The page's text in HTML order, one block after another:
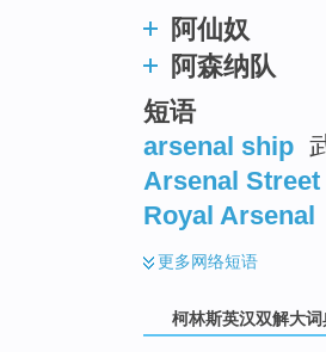
阿仙奴
阿森纳队
短语
arsenal ship
Arsenal Street
Royal Arsenal
更多网络短语
柯林斯英汉双解大词